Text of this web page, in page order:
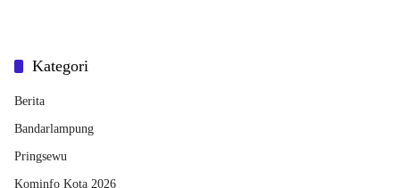
Kategori
Berita
Bandarlampung
Pringsewu
Kominfo Kota 2026